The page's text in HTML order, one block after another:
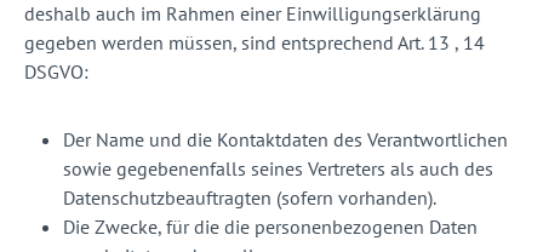
deshalb auch im Rahmen einer Einwilligungserklärung
gegeben werden müssen, sind entsprechend Art. 13 , 14
DSGVO:
Der Name und die Kontaktdaten des Verantwortlichen
sowie gegebenenfalls seines Vertreters als auch des
Datenschutzbeauftragten (sofern vorhanden).
Die Zwecke, für die die personenbezogenen Daten